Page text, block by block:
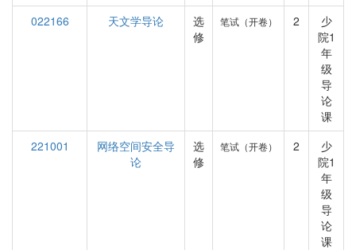
022166
天文学导论
选
修
笔试（开卷） 2
少
院1
年
级
导
论
课
221001
网络空间安全导
论
选
修
笔试（开卷） 2
少
院1
年
级
导
论
课